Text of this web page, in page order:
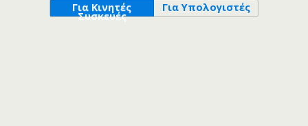
Για Κινητές
Συσκευές
Για Υπολογιστές